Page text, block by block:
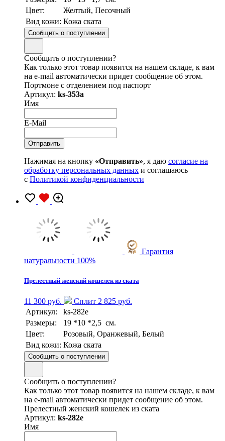
Цвет:
Желтый, Песочный
Вид кожи: Кожа ската
Сообщить о поступлении
Сообщить о поступлении?
Как только этот товар появится на нашем складе, к вам
на e-mail автоматически придет сообщение об этом.
Портмоне с отделением под паспорт
Артикул: ks-353a
Имя
E-Mail
Нажимая на кнопку «Отправить», я даю согласие на
обработку персональных данных и соглашаюсь
с Политикой конфиденциальности
Гарантия
натуральности 100%
Прелестный женский кошелек из ската
11 300 руб.
Сплит 2 825 руб.
Артикул:
ks-282e
Размеры:
19 *10 *2,5 см.
Цвет:
Розовый, Оранжевый, Белый
Вид кожи: Кожа ската
Сообщить о поступлении
Сообщить о поступлении?
Как только этот товар появится на нашем складе, к вам
на e-mail автоматически придет сообщение об этом.
Прелестный женский кошелек из ската
Артикул: ks-282e
Имя